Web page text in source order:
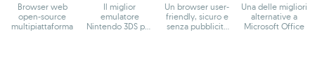
Browser web
open-source
multipiattaforma
Il miglior
emulatore
Nintendo 3DS per
Un browser user-
friendly, sicuro e
senza pubblicità
Una delle migliori
alternative a
Microsoft Office